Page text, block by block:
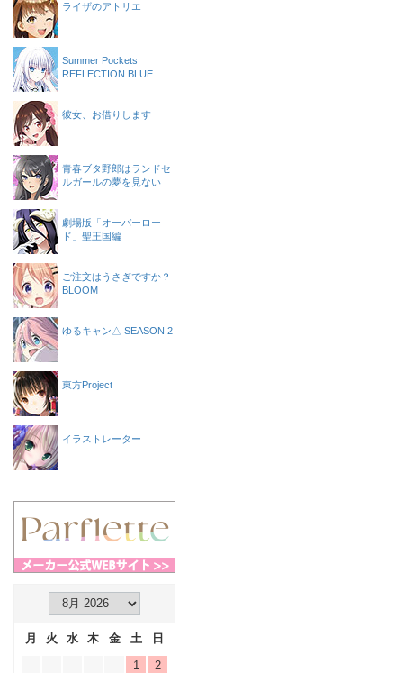
ライザのアトリエ
Summer Pockets
REFLECTION BLUE
彼女、お借りします
青春ブタ野郎はランドセ
ルガールの夢を見ない
劇場版「オーバーロー
ド」聖王国編
ご注文はうさぎですか？
BLOOM
ゆるキャン△ SEASON 2
東方Project
イラストレーター
月 火 水 木 金 土
日
1
2